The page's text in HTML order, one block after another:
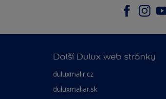
Další Dulux web stránky
duluxmalir.cz
duluxmaliar.sk